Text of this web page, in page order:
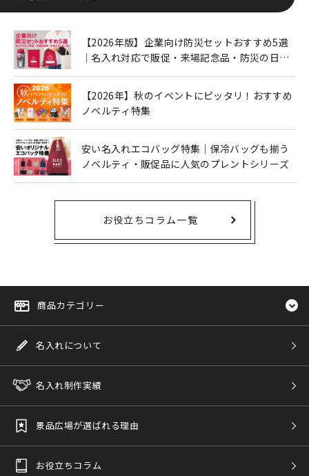
【2026年版】企業向け防災セットおすすめ5選
｜名入れ対応で販促・来場記念品・防災の日に
【2026年】秋のイベントにピッタリ！おすすめ
ノベルティ特集
安い名入れエコバッグ特集｜保冷バッグも揃う
ノベルティ・販促品に人気のプレントシリーズ
お役立ちコラム一覧
商品カテゴリー
名入れについて
名入れ制作実績
景品広場が選ばれる理由
お役立ちコラム